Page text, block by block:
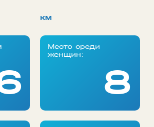
км
Место среди
женщин:
8